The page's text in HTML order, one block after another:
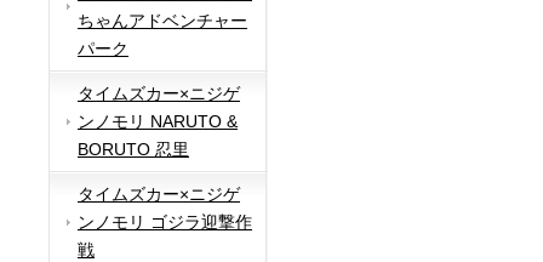
ちゃんアドベンチャー
パーク
タイムズカー×ニジゲ
ンノモリ NARUTO &
BORUTO 忍里
タイムズカー×ニジゲ
ンノモリ ゴジラ迎撃作
戦